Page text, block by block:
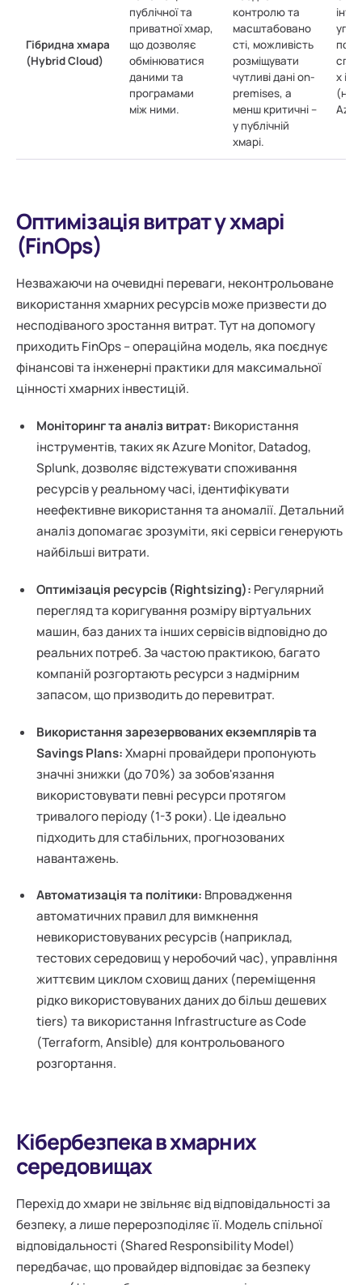
Гібридна хмара
(Hybrid Cloud)
публічної та
приватної хмар,
що дозволяє
обмінюватися
даними та
програмами
між ними.
контролю та
масштабовано
сті, можливість
розміщувати
чутливі дані on-
premises, а
менш критичні –
у публічній
хмарі.
х
Оптимізація витрат у хмарі
(FinOps)
Незважаючи на очевидні переваги, неконтрольоване
використання хмарних ресурсів може призвести до
несподіваного зростання витрат. Тут на допомогу
приходить FinOps – операційна модель, яка поєднує
фінансові та інженерні практики для максимальної
цінності хмарних інвестицій.
Моніторинг та аналіз витрат: Використання
інструментів, таких як Azure Monitor, Datadog,
Splunk, дозволяє відстежувати споживання
ресурсів у реальному часі, ідентифікувати
неефективне використання та аномалії. Детальний
аналіз допомагає зрозуміти, які сервіси генерують
найбільші витрати.
Оптимізація ресурсів (Rightsizing): Регулярний
перегляд та коригування розміру віртуальних
машин, баз даних та інших сервісів відповідно до
реальних потреб. За частою практикою, багато
компаній розгортають ресурси з надмірним
запасом, що призводить до перевитрат.
Використання зарезервованих екземплярів та
Savings Plans:Хмарні провайдери пропонують
значні знижки (до 70%) за зобов'язання
використовувати певні ресурси протягом
тривалого періоду (1-3 роки). Це ідеально
підходить для стабільних, прогнозованих
навантажень.
Автоматизація та політики: Впровадження
автоматичних правил для вимкнення
невикористовуваних ресурсів (наприклад,
тестових середовищ у неробочий час), управління
життєвим циклом сховищ даних (переміщення
рідко використовуваних даних до більш дешевих
tiers) та використання Infrastructure as Code
(Terraform, Ansible) для контрольованого
розгортання.
Кібербезпека в хмарних
середовищах
Перехід до хмари не звільняє від відповідальності за
безпеку, а лише перерозподіляє її. Модель спільної
відповідальності (Shared Responsibility Model)
передбачає, що провайдер відповідає за безпеку